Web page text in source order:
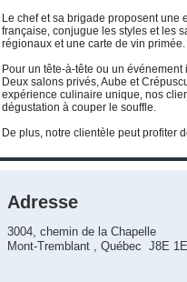
Le chef et sa brigade proposent
française, conjugue les styles et les
régionaux et une carte de vin primée.
Pour un tête-à-tête ou un
Deux salons privés, Aube et
expérience culinaire unique, nos
dégustation à couper le souffle.
De plus, notre clientèle peut profiter
Adresse
3004, chemin de la Chapelle
Mont-Tremblant , Québec J8E